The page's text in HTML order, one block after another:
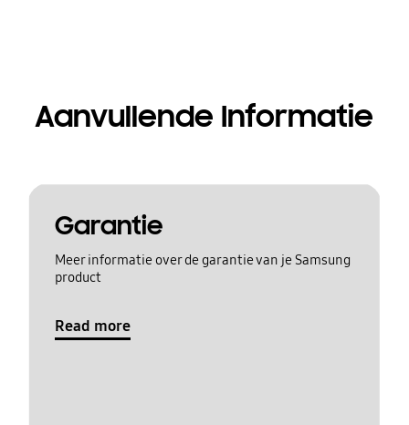
Aanvullende Informatie
Garantie
Meer informatie over de garantie van je Samsung
product
Read more